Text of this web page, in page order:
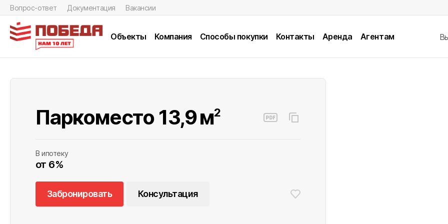
Вопрос-ответ Документация Вакансии
Объекты Компания Способы покупки Контакты Аренда Агентам
Паркоместо 13,9м2
В ипотеку
от 6%
Забронировать Консультация